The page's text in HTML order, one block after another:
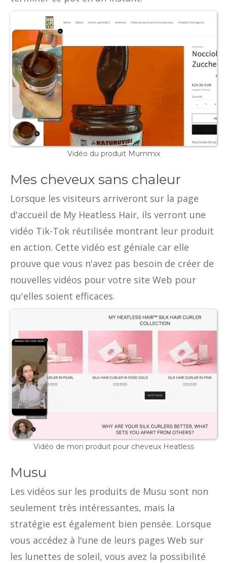
Vidéo du produit Mummix
Mes cheveux sans chaleur
Lorsque les visiteurs arriveront sur la page
d'accueil de My Heatless Hair, ils verront une
vidéo Tik-Tok réutilisée montrant leur produit
en action. Cette vidéo est géniale car elle
prouve que vous n'avez pas besoin de créer de
nouvelles vidéos pour votre site Web pour
qu'elles soient efficaces.
Vidéo de mon produit pour cheveux Heatless
Musu
Les vidéos sur les produits de Musu sont non
seulement très intéressantes, mais la
stratégie est également bien pensée. Lorsque
vous accédez à l'une de leurs pages Web sur
les lunettes de soleil, vous avez la possibilité